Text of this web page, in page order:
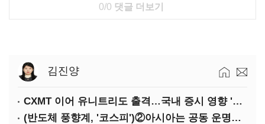
0/0 댓글 더보기
김진양
CXMT 이어 유니트리도 출격…국내 증시 영향 '촉각'
(반도체 풍향계, '코스피')②아시아는 공동 운명체?…일본·대만도 '동반 출렁'